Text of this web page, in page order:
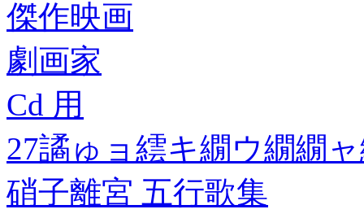
傑作映画
劇画家
Cd 用
27譎ゅョ繧キ繝ウ繝繝
硝子離宮 五行歌集